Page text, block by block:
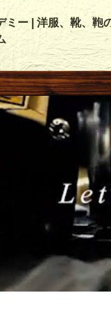
ミー | 洋服、靴、鞄